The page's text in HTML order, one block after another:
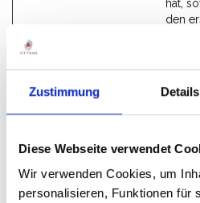
Zustimmung Details
Diese Webseite verwendet
Wir verwenden Cookies, um
personalisieren, Funktionen für
hat,
den